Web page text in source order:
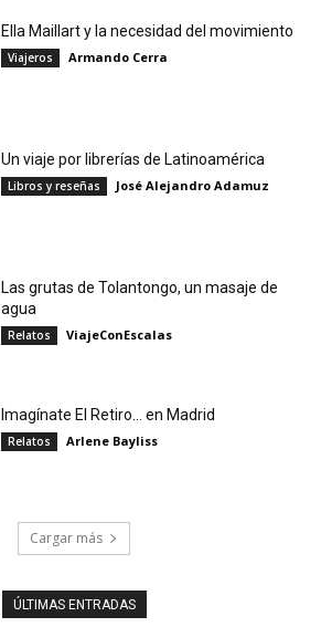
Ella Maillart y la necesidad del movimiento
Viajeros Armando Cerra
Un viaje por librerías de Latinoamérica
Libros y reseñas José Alejandro Adamuz
Las grutas de Tolantongo, un masaje de
agua
Relatos ViajeConEscalas
Imagínate El Retiro… en Madrid
Relatos Arlene Bayliss
Cargar más
ÚLTIMAS ENTRADAS